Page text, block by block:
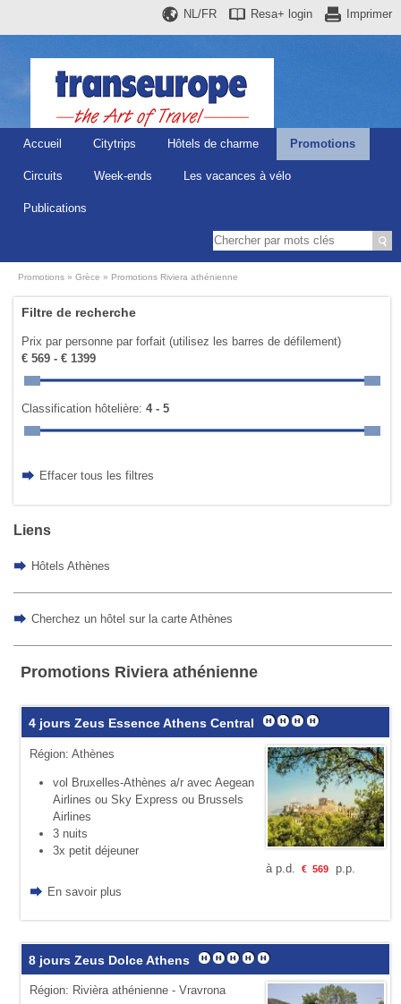
Imprimer
Resa+ login
NL/FR
Accueil Citytrips Hôtels de charme Promotions
Circuits Week-ends Les vacances à vélo
Publications
Promotions Grèce Promotions Riviera athénienne
Filtre de recherche
Prix par personne par forfait (utilisez les barres de défilement)
€ 569 - € 1399
Classification hôtelière:4 - 5
Effacer tous les filtres
Liens
Hôtels Athènes
Cherchez un hôtel sur la carte Athènes
Promotions Riviera athénienne
4 jours Zeus Essence Athens Central
Région: Athènes
vol Bruxelles-Athènes a/r avec Aegean
Airlines ou Sky Express ou Brussels
Airlines
3 nuits
3x petit déjeuner
En savoir plus
à p.d. € 569p.p.
8 jours Zeus Dolce Athens
Région: Rivièra athénienne - Vravrona